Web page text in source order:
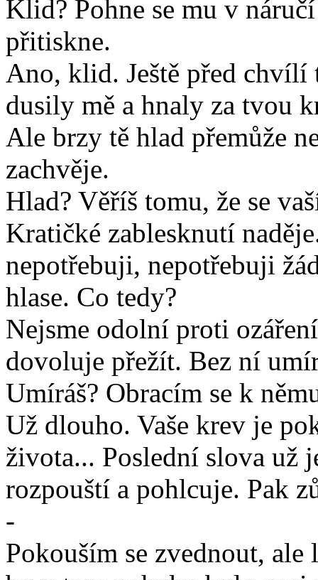
Klid? Pohne se mu v
přitiskne.
Ano, klid. Ještě před chvílí
dusily mě a hnaly za tvou
Ale brzy tě hlad přemůže
zachvěje.
Hlad? Věříš tomu, že se
Kratičké zablesknutí
nepotřebuji, nepotřebuji
hlase. Co tedy?
Nejsme odolní proti
dovoluje přežít. Bez ní
Umíráš? Obracím se k
Už dlouho. Vaše krev je
života... Poslední slova už
rozpouští a pohlcuje. Pak
-
Pokouším se zvednout, ale